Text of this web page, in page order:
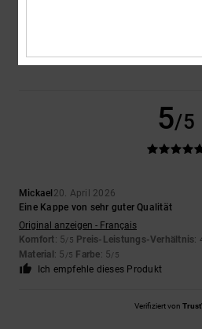
5/5
Mickael 20. April 2026
Eine Kappe von sehr guter Qualität
Original anzeigen - Français
Komfort: 5/5 Preis-Leistungs-Verhältnis:
Material : 5 /5 Farbe: 5/5
Ich empfehle dieses Produkt
Verifiziert von